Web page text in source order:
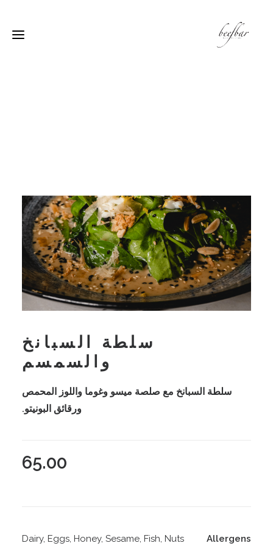
سلطة السبانخ
والسمسم
سلطة السبانخ مع صلصة ميسو وغوما واللوز المحمص
ورقائق البونيتو.
65.00
Allergens
Dairy, Eggs, Honey, Sesame, Fish, Nuts